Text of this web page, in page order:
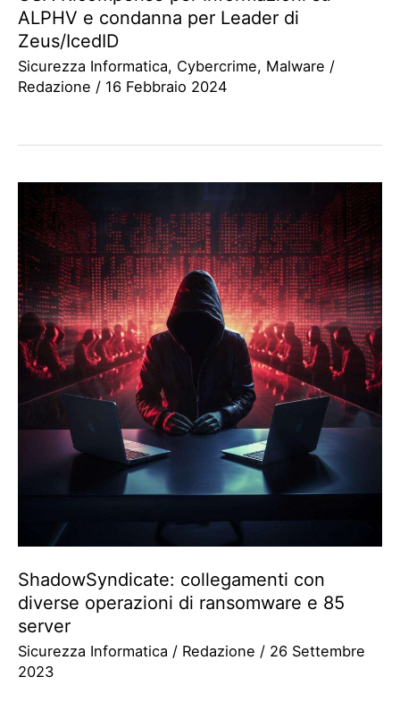
ALPHV e condanna per Leader di
Zeus/IcedID
Sicurezza Informatica, Cybercrime, Malware /
Redazione / 16 Febbraio 2024
ShadowSyndicate: collegamenti con
diverse operazioni di ransomware e 85
server
Sicurezza Informatica / Redazione / 26 Settembre
2023